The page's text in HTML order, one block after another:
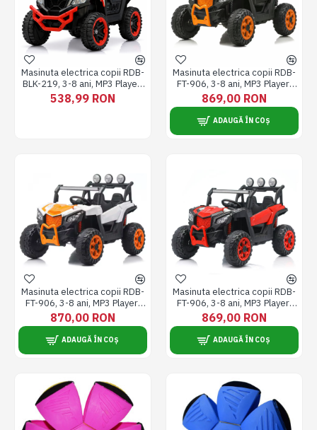
Masinuta electrica copii RDB-
BLK-219, 3-8 ani, MP3 Player,
100x60x70cm, Rosie
538,99 RON
Masinuta electrica copii RDB-
FT-906, 3-8 ani, MP3 Player,
120x80x70cm, Negru
869,00 RON
ADAUGĂ ÎN COȘ
Masinuta electrica copii RDB-
FT-906, 3-8 ani, MP3 Player,
120x80x70cm, Portocalie
870,00 RON
ADAUGĂ ÎN COȘ
Masinuta electrica copii RDB-
FT-906, 3-8 ani, MP3 Player,
120x80x70cm, Rosie
869,00 RON
ADAUGĂ ÎN COȘ